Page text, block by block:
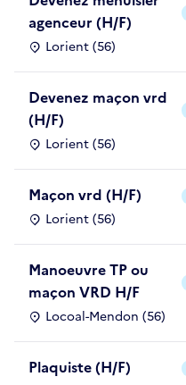
agenceur (H/F)
Lorient (56)
Devenez maçon vrd
(H/F)
Lorient (56)
Maçon vrd (H/F)
Lorient (56)
Manoeuvre TP ou
maçon VRD H/F
Locoal-Mendon (56)
Plaquiste (H/F)